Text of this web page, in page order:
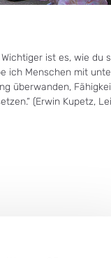
ist es, wie du
ich Menschen mit
überwanden,
(Erwin Kupetz,